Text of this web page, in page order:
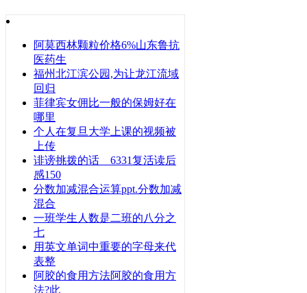
阿莫西林颗粒价格6%山东鲁抗
医药生
福州北江滨公园,为让龙江流域
回归
菲律宾女佣比一般的保姆好在
哪里
个人在复旦大学上课的视频被
上传
诽谤挑拨的话 6331复活读后
感150
分数加减混合运算ppt.分数加减
混合
一班学生人数是二班的八分之
七
用英文单词中重要的字母来代
表整
阿胶的食用方法阿胶的食用方
法?此